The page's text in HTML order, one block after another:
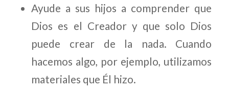
Ayude a sus hijos a comprender que
Dios es el Creador y que solo Dios
puede crear de la nada. Cuando
hacemos algo, por ejemplo, utilizamos
materiales que Él hizo.